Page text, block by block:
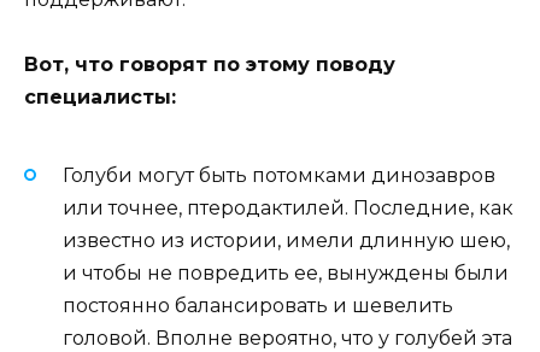
Вот, что говорят по этому поводу
специалисты:
Голуби могут быть потомками динозавров
или точнее, птеродактилей. Последние, как
известно из истории, имели длинную шею,
и чтобы не повредить ее, вынуждены были
постоянно балансировать и шевелить
головой. Вполне вероятно, что у голубей эта